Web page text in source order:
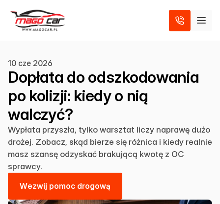
10 cze 2026
Dopłata do odszkodowania
po kolizji: kiedy o nią
walczyć?
Wypłata przyszła, tylko warsztat liczy naprawę dużo
drożej. Zobacz, skąd bierze się różnica i kiedy realnie
masz szansę odzyskać brakującą kwotę z OC
sprawcy.
Wezwij pomoc drogową